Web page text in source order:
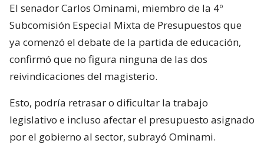
El senador Carlos Ominami, miembro de la 4º
Subcomisión Especial Mixta de Presupuestos que
ya comenzó el debate de la partida de educación,
confirmó que no figura ninguna de las dos
reivindicaciones del magisterio.
Esto, podría retrasar o dificultar la trabajo
legislativo e incluso afectar el presupuesto asignado
por el gobierno al sector, subrayó Ominami.